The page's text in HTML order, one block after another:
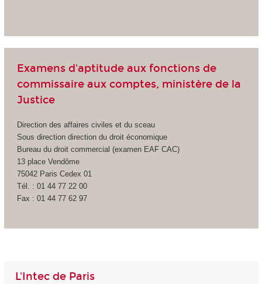
Examens d'aptitude aux fonctions de
commissaire aux comptes, ministère de la
Justice
Direction des affaires civiles et du sceau
Sous direction direction du droit économique
Bureau du droit commercial (examen EAF CAC)
13 place Vendôme
75042 Paris Cedex 01
Tél. : 01 44 77 22 00
Fax : 01 44 77 62 97
L'Intec de Paris